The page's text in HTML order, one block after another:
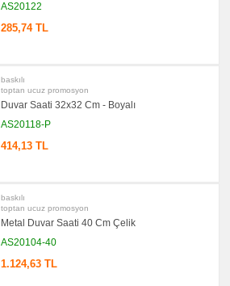
AS20122
285,74 TL
baskılı
toptan ucuz promosyon
Duvar Saati 32x32 Cm - Boyalı
AS20118-P
414,13 TL
baskılı
toptan ucuz promosyon
Metal Duvar Saati 40 Cm Çelik
AS20104-40
1.124,63 TL